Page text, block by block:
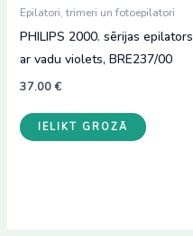
Epilatori, trimeri un fotoepilatori
PHILIPS 2000. sērijas epilators
ar vadu violets, BRE237/00
37.00€
IELIKT GROZĀ